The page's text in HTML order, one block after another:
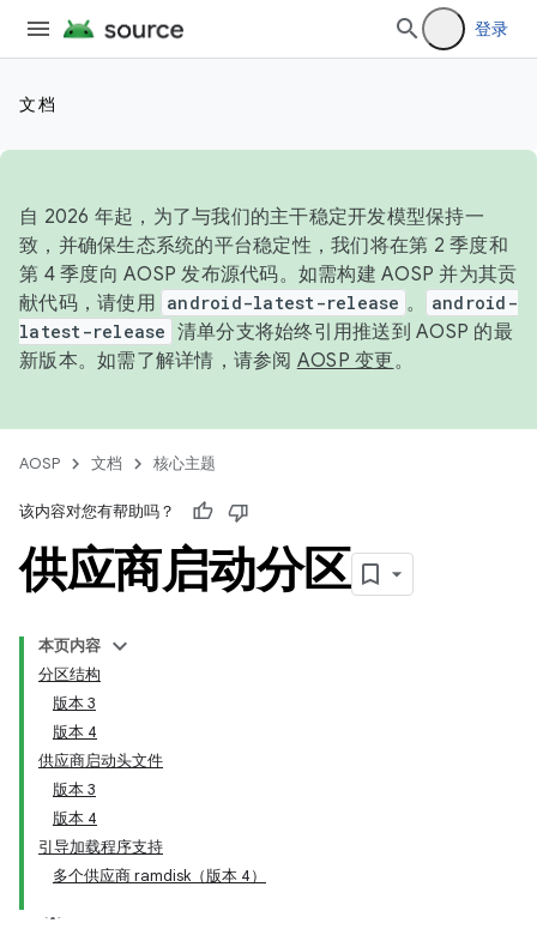
登录
文档
自 2026 年起，为了与我们的主干稳定开发模型保持一
致，并确保生态系统的平台稳定性，我们将在第 2 季度和
第 4 季度向 AOSP 发布源代码。如需构建 AOSP 并为其贡
献代码，请使用 android-latest-release 。
android-
latest-release 清单分支将始终引用推送到 AOSP 的最
新版本。如需了解详情，请参阅 AOSP 变更。
AOSP 文档 核心主题
该内容对您有帮助吗？
供应商启动分区
本页内容
分区结构
版本 3
版本 4
供应商启动头文件
版本 3
版本 4
引导加载程序支持
多个供应商 ramdisk（版本 4）